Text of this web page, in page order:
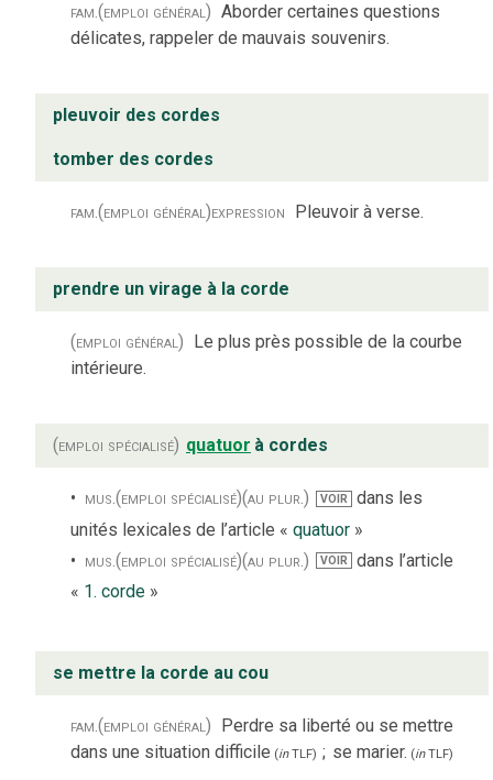
fam. (emploi général) Aborder certaines questions
délicates, rappeler de mauvais souvenirs.
pleuvoir des cordes
tomber des cordes
fam. (emploi général)expression Pleuvoir à verse.
prendre un virage à la corde
(emploi général) Le plus près possible de la courbe
intérieure.
(emploi spécialisé) quatuor à cordes
mus. (emploi spécialisé)(au plur.) VOIR dans les
unités lexicales de l’article « quatuor »
mus. (emploi spécialisé)(au plur.) VOIR
dans l’article
« 1. corde »
se mettre la corde au cou
fam.(emploi général)
Perdre sa liberté ou se mettre
dans une situation difficile (inTLF) ; se marier. (inTLF)